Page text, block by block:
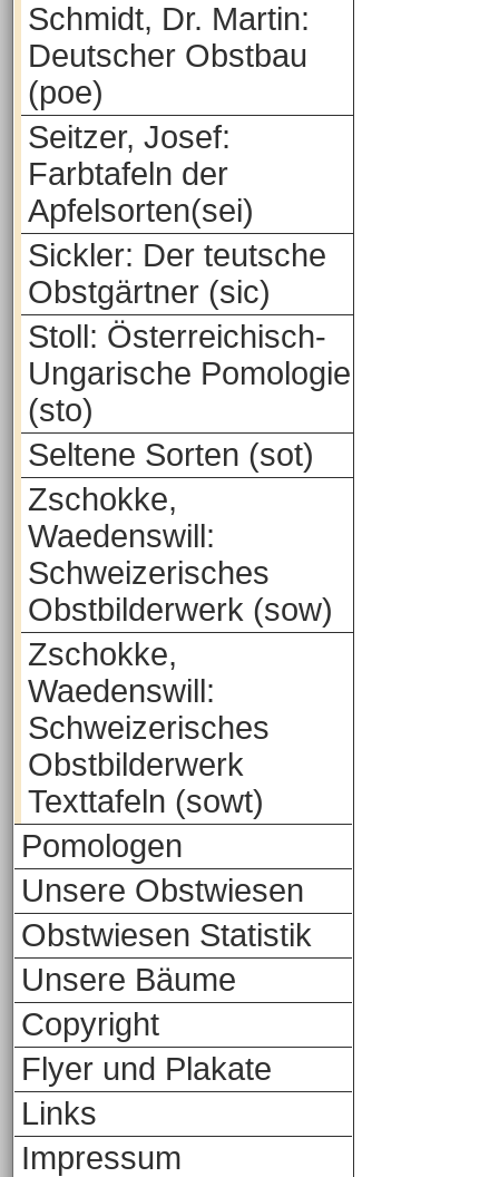
Schmidt, Dr. Martin:
Deutscher Obstbau
(poe)
Seitzer, Josef:
Farbtafeln der
Apfelsorten(sei)
Sickler: Der teutsche
Obstgärtner (sic)
Stoll: Österreichisch-
Ungarische Pomologie
(sto)
Seltene Sorten (sot)
Zschokke,
Waedenswill:
Schweizerisches
Obstbilderwerk (sow)
Zschokke,
Waedenswill:
Schweizerisches
Obstbilderwerk
Texttafeln (sowt)
Pomologen
Unsere Obstwiesen
Obstwiesen Statistik
Unsere Bäume
Copyright
Flyer und Plakate
Links
Impressum